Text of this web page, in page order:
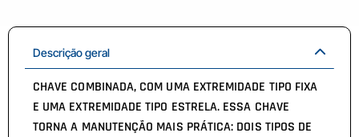
Descrição geral
CHAVE COMBINADA, COM UMA EXTREMIDADE TIPO FIXA
E UMA EXTREMIDADE TIPO ESTRELA. ESSA CHAVE
TORNA A MANUTENÇÃO MAIS PRÁTICA: DOIS TIPOS DE